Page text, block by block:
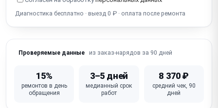
Разбит экран
Диагностика бесплатно · выезд 0 ₽ · оплата после ремонта
Проверяемые данные из заказ-нарядов за 90 дней
15%
ремонтов в день
обращения
3–5 дней
медианный срок
работ
8 370 ₽
средний чек, 90
дней